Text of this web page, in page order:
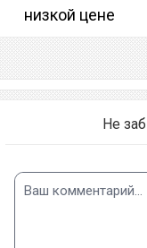
низкой цене
Не